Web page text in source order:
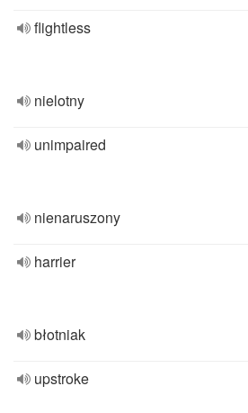
flightless
nielotny
unimpaired
nienaruszony
harrier
błotniak
upstroke